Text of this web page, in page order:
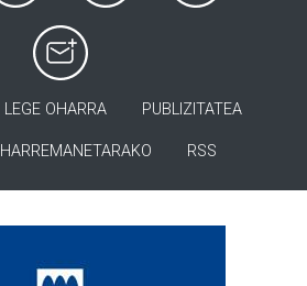
LEGE OHARRA PUBLIZITATEA
HARREMANETARAKO RSS